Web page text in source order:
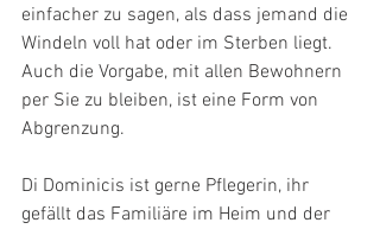
einfacher zu sagen, als dass jemand die
Windeln voll hat oder im Sterben liegt.
Auch die Vorgabe, mit allen Bewohnern
per Sie zu bleiben, ist eine Form von
Abgrenzung.
Di Dominicis ist gerne Pflegerin, ihr
gefällt das Familiäre im Heim und der